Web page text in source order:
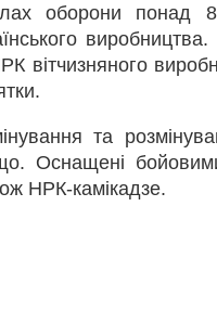
оборони понад
вітчизняного
та
Оснащені
НРК-камікадзе.